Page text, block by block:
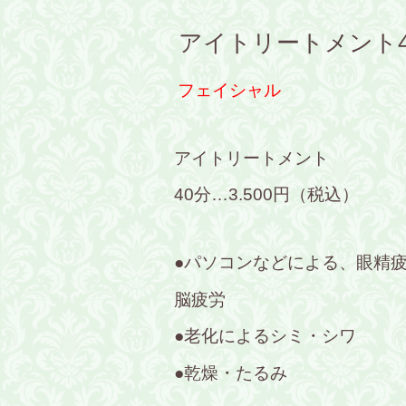
アイトリートメント
フェイシャル
アイトリートメント
40分…3.500円（税込）
●パソコンなどによる、眼精
脳疲労
●老化によるシミ・シワ
●乾燥・たるみ